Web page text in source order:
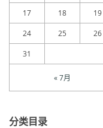
« 7月
17
18 19
24
25 26
31
分类目录